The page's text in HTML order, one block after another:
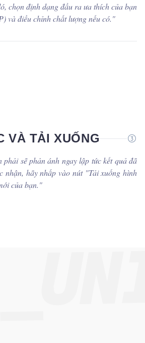
chọn định dạng đầu ra ưa thích của bạn
và điều chỉnh chất lượng nếu có."
VÀ TẢI XUỐNG
phải sẽ phản ánh ngay lập tức kết quả đã
nhận, hãy nhấp vào nút "Tải xuống hình
của bạn."